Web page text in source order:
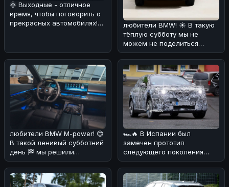
🌞 Выходные - отличное
время, чтобы поговорить о
прекрасных автомобилях!
любители BMW! ☀️ В такую
тёплую субботу мы не
можем не поделиться
интересной новостью. По
слухам, эл
любители BMW M-power! 😊
В такой ленивый субботний
день 🏁 мы решили
порадовать вас новостями
о буду
🏎🔥 В Испании был
замечен прототип
следующего поколения
BMW iX1, который уже
вызвал ажиотаж в автом